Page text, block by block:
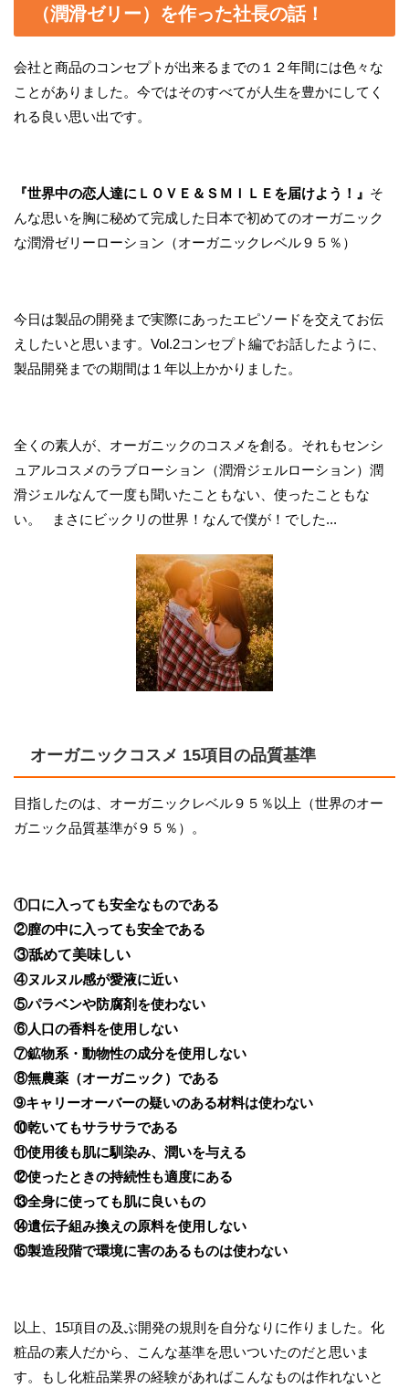
（潤滑ゼリー）を作った社長の話！
会社と商品のコンセプトが出来るまでの１２年間には色々な
ことがありました。今ではそのすべてが人生を豊かにしてく
れる良い思い出です。
『世界中の恋人達にＬＯＶＥ＆ＳＭＩＬＥを届けよう！』 そ
んな思いを胸に秘めて完成した日本で初めてのオーガニック
な潤滑ゼリーローション（オーガニックレベル９５％）
今日は製品の開発まで実際にあったエピソードを交えてお伝
えしたいと思います。Vol.2コンセプト編でお話したように、
製品開発までの期間は１年以上かかりました。
全くの素人が、オーガニックのコスメを創る。それもセンシ
ュアルコスメのラブローション（潤滑ジェルローション）潤
滑ジェルなんて一度も聞いたこともない、使ったこともな
い。 まさにビックリの世界！なんで僕が！でした...
オーガニックコスメ 15項目の品質基準
目指したのは、オーガニックレベル９５％以上（世界のオー
ガニック品質基準が９５％）。
①口に入っても安全なものである
②膣の中に入っても安全である
③舐めて美味しい
④ヌルヌル感が愛液に近い
⑤パラベンや防腐剤を使わない
⑥人口の香料を使用しない
⑦鉱物系・動物性の成分を使用しない
⑧無農薬（オーガニック）である
➈キャリーオーバーの疑いのある材料は使わない
⑩乾いてもサラサラである
⑪使用後も肌に馴染み、潤いを与える
⑫使ったときの持続性も適度にある
⑬全身に使っても肌に良いもの
⑭遺伝子組み換えの原料を使用しない
⑮製造段階で環境に害のあるものは使わない
以上、15項目の及ぶ開発の規則を自分なりに作りました。化
粧品の素人だから、こんな基準を思いついたのだと思いま
す。もし化粧品業界の経験があればこんなものは作れないと